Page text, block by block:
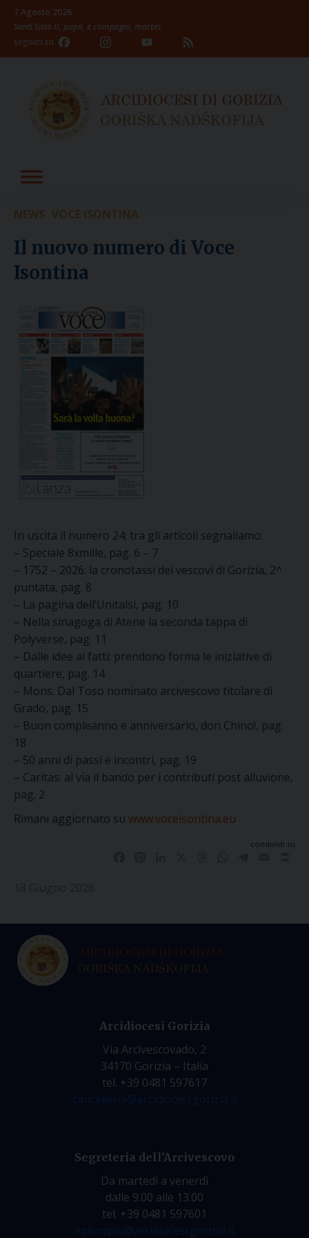
Skip
content
7 Agosto 2026
Santi Sisto II, papa, e compagni, martiri
seguici su Facebook InstagramYouTube
Channel
NEWS VOCE ISONTINA
Il nuovo numero di Voce
Isontina
In uscita il numero 24; tra gli articoli segnaliamo:
– Speciale 8xmille, pag. 6 – 7
– 1752 – 2026: la cronotassi dei vescovi di Gorizia, 2^
puntata, pag. 8
– La pagina dell’Unitalsi, pag. 10
– Nella sinagoga di Atene la seconda tappa di
Polyverse, pag. 11
– Dalle idee ai fatti: prendono forma le iniziative di
quartiere, pag. 14
– Mons. Dal Toso nominato arcivescovo titolare di
Grado, pag. 15
– Buon compleanno e anniversario, don Chino!, pag.
18
– 50 anni di passi e incontri, pag. 19
– Caritas: al via il bando per i contributi post alluvione,
pag. 2
Rimani aggiornato su www.voceisontina.eu
condividi su
Arcidiocesi Gorizia
Via Arcivescovado, 2
34170 Gorizia – Italia
tel. +39 0481 597617
cancelleria@arcidiocesi.gorizia.it
Segreteria dell’Arcivescovo
Da martedì a venerdì
dalle 9.00 alle 13.00
tel. +39 0481 597601
episcopio@arcidiocesi.gorizia.it